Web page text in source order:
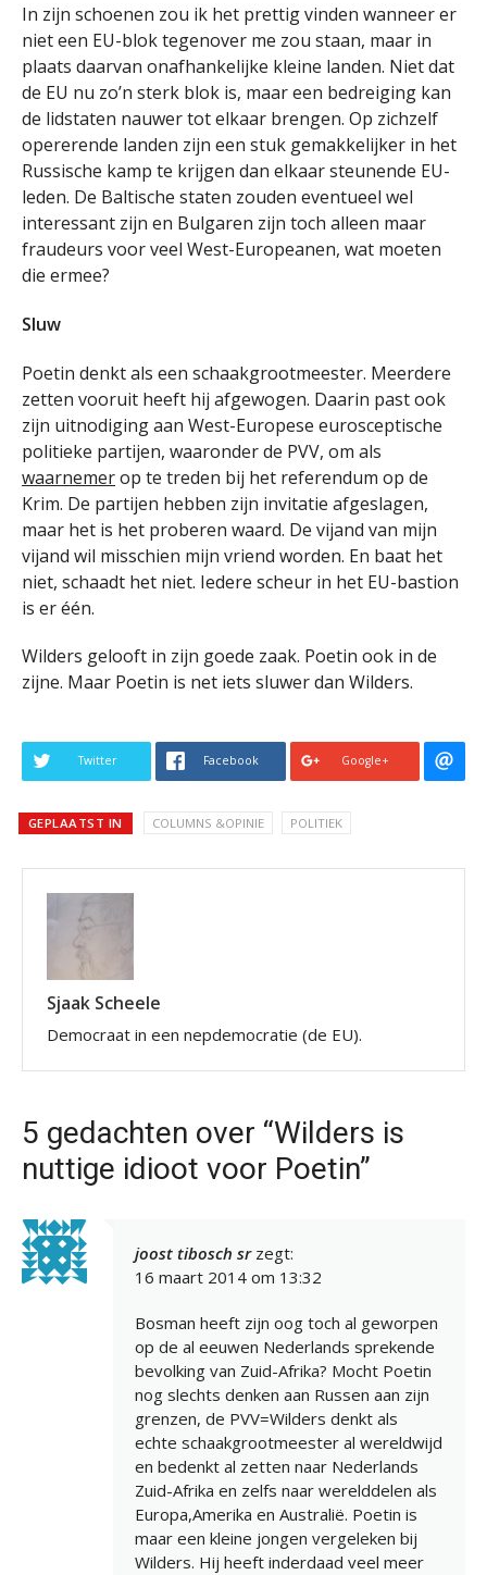
In zijn schoenen zou ik het prettig vinden wanneer er
niet een EU-blok tegenover me zou staan, maar in
plaats daarvan onafhankelijke kleine landen. Niet dat
de EU nu zo’n sterk blok is, maar een bedreiging kan
de lidstaten nauwer tot elkaar brengen. Op zichzelf
opererende landen zijn een stuk gemakkelijker in het
Russische kamp te krijgen dan elkaar steunende EU-
leden. De Baltische staten zouden eventueel wel
interessant zijn en Bulgaren zijn toch alleen maar
fraudeurs voor veel West-Europeanen, wat moeten
die ermee?
Sluw
Poetin denkt als een schaakgrootmeester. Meerdere
zetten vooruit heeft hij afgewogen. Daarin past ook
zijn uitnodiging aan West-Europese eurosceptische
politieke partijen, waaronder de PVV, om als
waarnemerop te treden bij het referendum op de
Krim. De partijen hebben zijn invitatie afgeslagen,
maar het is het proberen waard. De vijand van mijn
vijand wil misschien mijn vriend worden. En baat het
niet, schaadt het niet. Iedere scheur in het EU-bastion
is er één.
Wilders gelooft in zijn goede zaak. Poetin ook in de
zijne. Maar Poetin is net iets sluwer dan Wilders.
Twitter Facebook Google+
GEPLAATST IN COLUMNS &OPINIE POLITIEK
Sjaak Scheele
Democraat in een nepdemocratie (de EU).
5 gedachten over “Wilders is
nuttige idioot voor Poetin”
joost tibosch sr zegt:
16 maart 2014 om 13:32
Bosman heeft zijn oog toch al geworpen
op de al eeuwen Nederlands sprekende
bevolking van Zuid-Afrika? Mocht Poetin
nog slechts denken aan Russen aan zijn
grenzen, de PVV=Wilders denkt als
echte schaakgrootmeester al wereldwijd
en bedenkt al zetten naar Nederlands
Zuid-Afrika en zelfs naar werelddelen als
Europa,Amerika en Australië. Poetin is
maar een kleine jongen vergeleken bij
Wilders. Hij heeft inderdaad veel meer